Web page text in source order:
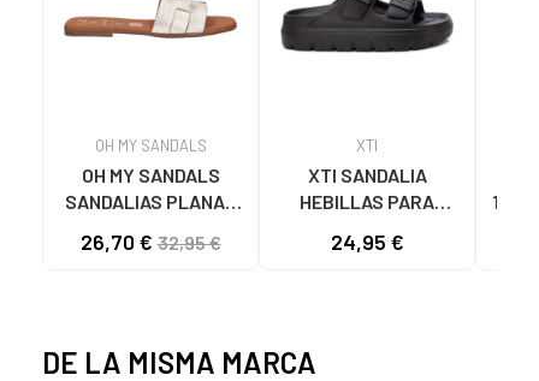
OH MY SANDALS
OH MY SANDALS
SANDALIAS PLANAS
DOYA CHAMPAN
26,70 €32,95 €
XTI
XTI SANDALIA
HEBILLAS PARA
24,95 €
DE LA MISMA MARCA